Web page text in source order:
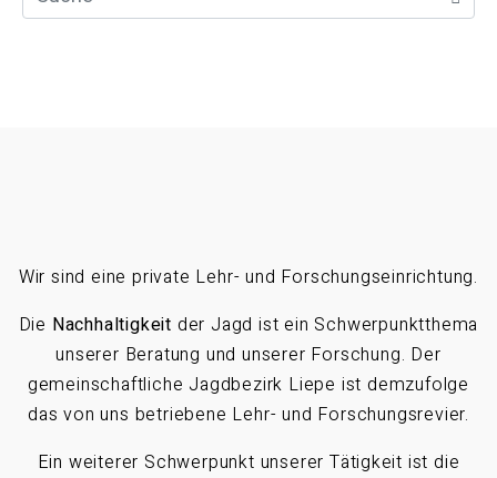
Wir sind eine private Lehr- und Forschungseinrichtung.
Die Nachhaltigkeit der Jagd ist ein Schwerpunktthema
unserer Beratung und unserer Forschung. Der
gemeinschaftliche Jagdbezirk Liepe ist demzufolge
das von uns betriebene Lehr- und Forschungsrevier.
Ein weiterer Schwerpunkt unserer Tätigkeit ist die